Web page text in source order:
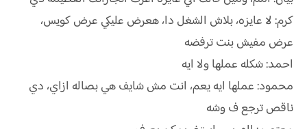
كرم: لا عايزه، بلاش الشغل دا، هعرض عليكي عرض كويس،
عرض مفيش بنت ترفضه
احمد: شكله عملها ولا ايه
محمود: عملها ايه يعم، انت مش شايف هي بصاله ازاي، دي
ناقص ترجع ف وشه